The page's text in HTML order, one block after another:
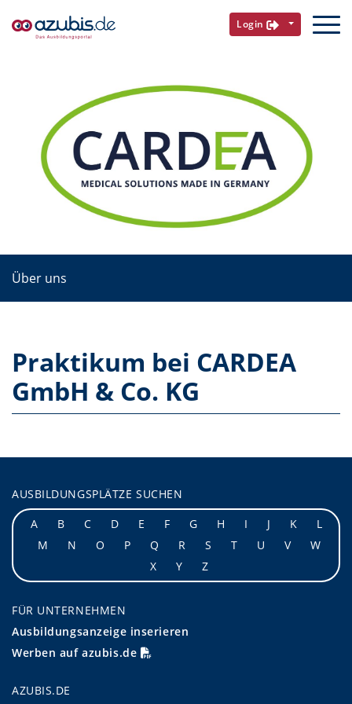
Login
Über uns
Praktikum bei CARDEA
GmbH & Co. KG
AUSBILDUNGSPLÄTZE SUCHEN
A
B C D E F G H I J K
L
M
N O P Q R S T U V
W
X
Y Z
FÜR UNTERNEHMEN
Ausbildungsanzeige inserieren
Werben auf azubis.de
AZUBIS.DE